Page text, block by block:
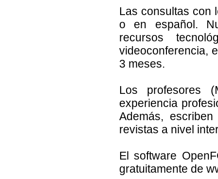
Las consultas con
o en español.
recursos
videoconferencia,
3 meses.
Los profesores
experiencia
Además,
revistas a nivel
El software
gratuitamente de